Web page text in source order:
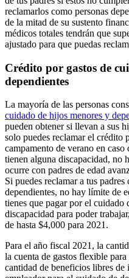
reclamarlos como personas
de la mitad de su sustento
médicos totales tendrán que
ajustado para que puedas
Crédito por gastos de
dependientes
La mayoría de las personas
cuidado de hijos menores y
pueden obtener si llevan a sus
solo puedes reclamar el crédito
campamento de verano en caso
tienen alguna discapacidad,
ocurre con padres de edad
Si puedes reclamar a tus
dependientes, no hay límite de
tienes que pagar por el cuidado
discapacidad para poder
de hasta $4,000 para 2021.
Para el año fiscal 2021, la
la cuenta de gastos flexible
cantidad de beneficios libres